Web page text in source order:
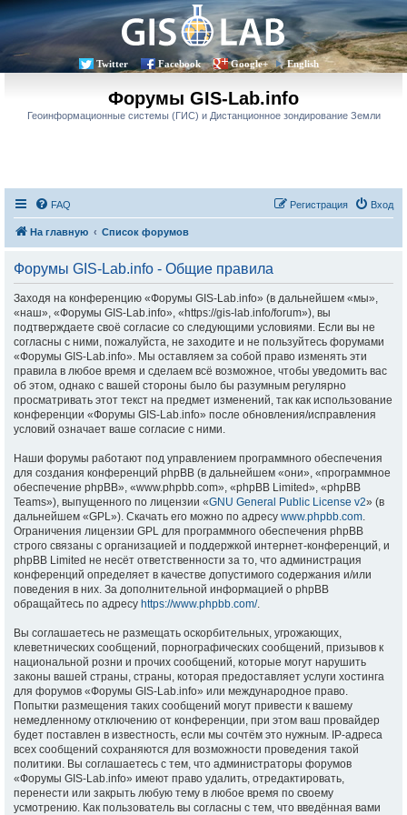
Twitter Facebook Google+ English
Форумы GIS-Lab.info
Геоинформационные системы (ГИС) и Дистанционное зондирование Земли
FAQ Вход
Регистрация
На главную Список форумов
Форумы GIS-Lab.info - Общие правила
Заходя на конференцию «Форумы GIS-Lab.info» (в дальнейшем «мы»,
«наш», «Форумы GIS-Lab.info», «https://gis-lab.info/forum»), вы
подтверждаете своё согласие со следующими условиями. Если вы не
согласны с ними, пожалуйста, не заходите и не пользуйтесь форумами
«Форумы GIS-Lab.info». Мы оставляем за собой право изменять эти
правила в любое время и сделаем всё возможное, чтобы уведомить вас
об этом, однако с вашей стороны было бы разумным регулярно
просматривать этот текст на предмет изменений, так как использование
конференции «Форумы GIS-Lab.info» после обновления/исправления
условий означает ваше согласие с ними.
Наши форумы работают под управлением программного обеспечения
для создания конференций phpBB (в дальнейшем «они», «программное
обеспечение phpBB», «www.phpbb.com», «phpBB Limited», «phpBB
Teams»), выпущенного по лицензии «GNU General Public License v2» (в
дальнейшем «GPL»). Скачать его можно по адресу www.phpbb.com.
Ограничения лицензии GPL для программного обеспечения phpBB
строго связаны с организацией и поддержкой интернет-конференций, и
phpBB Limited не несёт ответственности за то, что администрация
конференций определяет в качестве допустимого содержания и/или
поведения в них. За дополнительной информацией о phpBB
обращайтесь по адресу https://www.phpbb.com/.
Вы соглашаетесь не размещать оскорбительных, угрожающих,
клеветнических сообщений, порнографических сообщений, призывов к
национальной розни и прочих сообщений, которые могут нарушить
законы вашей страны, страны, которая предоставляет услуги хостинга
для форумов «Форумы GIS-Lab.info» или международное право.
Попытки размещения таких сообщений могут привести к вашему
немедленному отключению от конференции, при этом ваш провайдер
будет поставлен в известность, если мы сочтём это нужным. IP-адреса
всех сообщений сохраняются для возможности проведения такой
политики. Вы соглашаетесь с тем, что администраторы форумов
«Форумы GIS-Lab.info» имеют право удалить, отредактировать,
перенести или закрыть любую тему в любое время по своему
усмотрению. Как пользователь вы согласны с тем, что введённая вами